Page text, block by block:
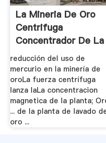
La Mineria De Oro
Centrifuga
Concentrador De La
.
reducción del uso de
mercurio en la minería de
oroLa fuerza centrífuga
lanza laLa concentracion
magnetica de la planta;
... de la planta de lavado
oro ...